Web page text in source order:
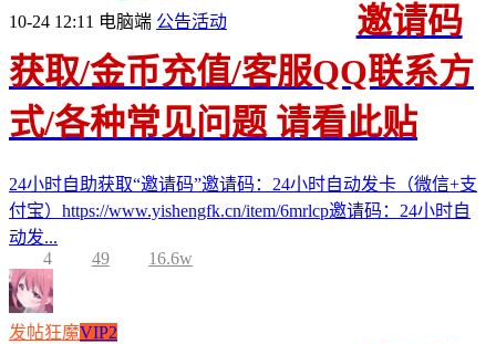
10-24 12:11 电脑端 公告活动
邀请码
获取/金币充值/客服QQ联系方
式/各种常见问题 请看此贴
24小时自助获取“邀请码”邀请码：24小时自动发卡（微信+支
付宝）https://www.yishengfk.cn/item/6mrlcp邀请码：24小时自
动发...
4
49 16.6w
发帖狂魔VIP2